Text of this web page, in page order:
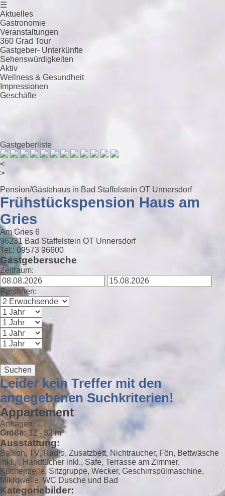
☰
Aktuelles
Gastronomie
Veranstaltungen
360 Grad Tour
Gastgeber- Unterkünfte
Sehenswürdigkeiten
Aktiv
Wellness & Gesundheit
Impressionen
Geschäfte
Gastgeberliste
<
>
Pension/Gästehaus in Bad Staffelstein OT Unnersdorf
Frühstückspension Haus am
Gries
Am Gries 6
96231 Bad Staffelstein OT Unnersdorf
Tel.: 09573 96600
Gastgebersuche
Zeitraum:
Personen:
Suchen
Leider kein Treffer mit den
angegebenen Suchkriterien!
Appartement
Anfragen
Größe: 32 - 32 m²
Ausstattung:
Balkon, TV, Radio, Zusatzbett, Nichtraucher, Fön, Bettwäsche
inkl., , Handtücher inkl., Safe, Terrasse am Zimmer,
Küchenzeile, Sitzgruppe, Wecker, Geschirrspülmaschine,
Mikrowelle, WC Dusche und Bad
Kategoriebilder: